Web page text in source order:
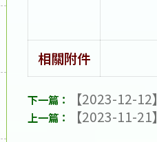
相關附件
【2023-12-12】
【2023-11-21】